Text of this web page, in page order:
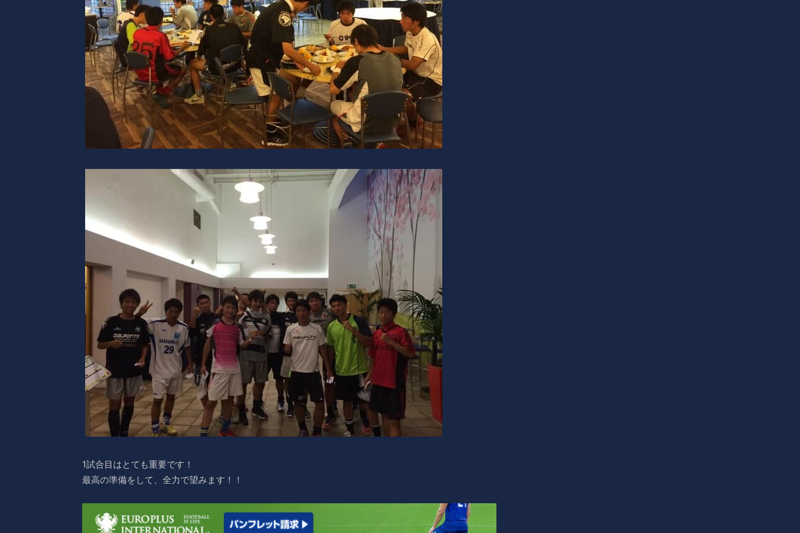
1試合目はとても重要です！
最高の準備をして、全力で望みます！！